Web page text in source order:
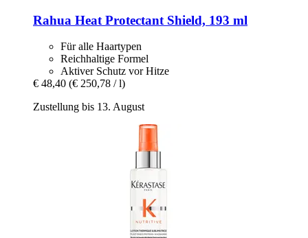
Rahua Heat Protectant Shield, 193 ml
Für alle Haartypen
Reichhaltige Formel
Aktiver Schutz vor Hitze
€ 48,40 (€ 250,78 / l)
Zustellung bis 13. August